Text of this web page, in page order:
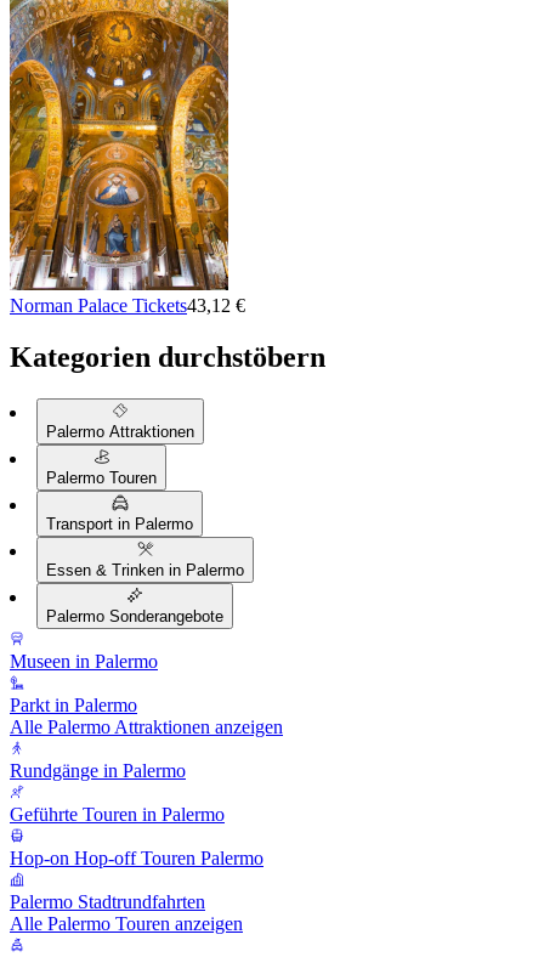
Norman Palace Tickets43,12 €
Kategorien durchstöbern
Palermo Attraktionen
Palermo Touren
Transport in Palermo
Essen & Trinken in Palermo
Palermo Sonderangebote
Museen in Palermo
Parkt in Palermo
Alle Palermo Attraktionen anzeigen
Rundgänge in Palermo
Geführte Touren in Palermo
Hop-on Hop-off Touren Palermo
Palermo Stadtrundfahrten
Alle Palermo Touren anzeigen